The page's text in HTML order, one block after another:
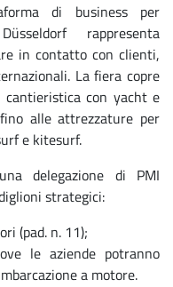
di business per
rappresenta
in contatto con clienti,
La fiera copre
con yacht e
alle attrezzature per
e kitesurf.
delegazione di PMI
strategici:
(pad. n. 11);
le aziende potranno
a motore.